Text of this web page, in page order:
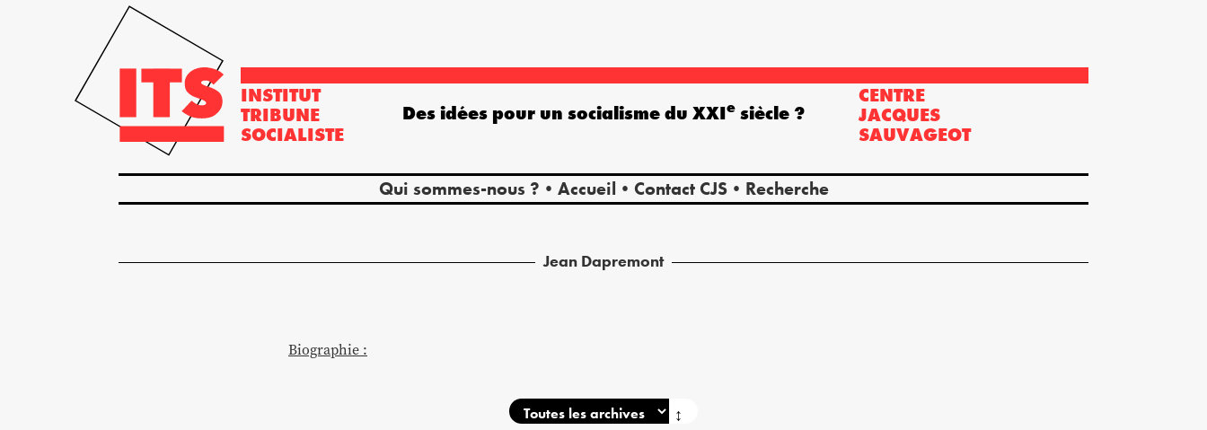
INSTITUT
TRIBUNE
SOCIALISTE
CENTRE
JACQUES
SAUVAGEOT
Qui sommes-nous ? Accueil Contact CJS Recherche
Des idées pour un socialisme du XXIe siècle ?
Jean Dapremont
Biographie :
↕